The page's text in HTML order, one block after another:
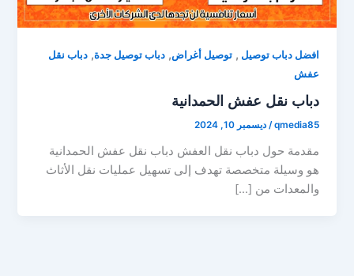
افضل دباب توصيل ,توصيل أغراض,دباب توصيل جدة,دباب نقل
عفش
دباب نقل عفش الحمدانية
qmedia85
/ديسمبر 10, 2024
مقدمة حول دباب نقل العفش دباب نقل عفش الحمدانية
هو وسيلة متخصصة تهدف إلى تسهيل عمليات نقل الأثاث
والمعدات من […]